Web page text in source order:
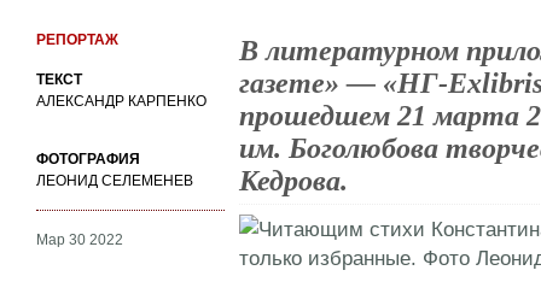
РЕПОРТАЖ
ТЕКСТ
АЛЕКСАНДР КАРПЕНКО
ФОТОГРАФИЯ
ЛЕОНИД СЕЛЕМЕНЕВ
Мар 30 2022
В литературном
газете» — «НГ-
прошедшем 21 марта
им. Боголюбова
Кедрова.